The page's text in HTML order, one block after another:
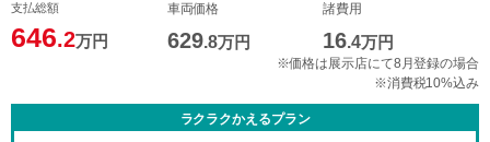
支払総額
646.2万円
車両価格
629.8万円
諸費用
16.4万円
※価格は展示店にて8月登録の場合
※消費税10%込み
ラクラクかえるプラン